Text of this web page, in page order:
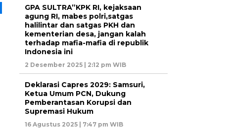
GPA SULTRA”KPK RI, kejaksaan
agung RI, mabes polri,satgas
halilintar dan satgas PKH dan
kementerian desa, jangan kalah
terhadap mafia-mafia di republik
Indonesia ini
2 Desember 2025 | 2:12 pm WIB
Deklarasi Capres 2029: Samsuri,
Ketua Umum PCN, Dukung
Pemberantasan Korupsi dan
Supremasi Hukum
16 Agustus 2025 | 7:47 pm WIB